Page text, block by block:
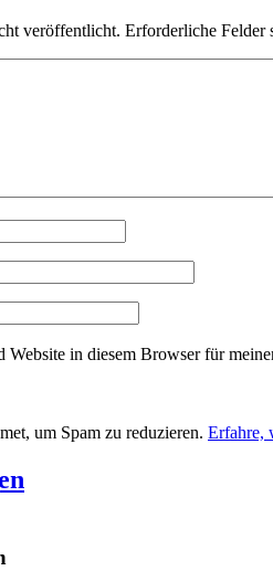
veröffentlicht. Erforderliche Felder
in diesem Browser für
um Spam zu reduzieren. Erfahre,